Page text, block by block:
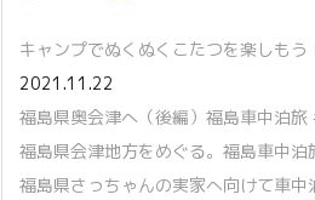
キャンプでぬくぬくこたつを楽しもう
2021.11.22
福島県奥会津へ（後編）福島車中泊旅
福島県会津地方をめぐる。福島車中泊
福島県さっちゃんの実家へ向けて車